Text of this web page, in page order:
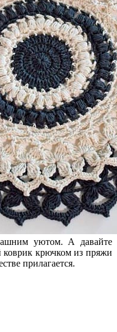
уютом. А давайте
коврик крючком из пряжи
прилагается.